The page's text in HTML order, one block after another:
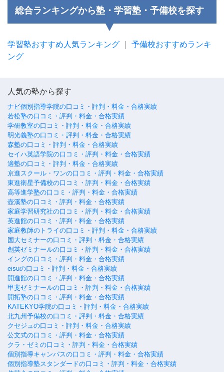
総合ランキングから塾・学習塾・予備校を探す
学習塾おすすめ人気ランキング
予備校おすすめランキ
ング
人気の塾から探す
ナビ個別指導学院の口コミ・評判・料金・合格実績
若松塾の口コミ・評判・料金・合格実績
学研教室の口コミ・評判・料金・合格実績
明光義塾の口コミ・評判・料金・合格実績
森塾の口コミ・評判・料金・合格実績
セイハ英語学院の口コミ・評判・料金・合格実績
適塾の口コミ・評判・料金・合格実績
京進スクール・ワンの口コミ・評判・料金・合格実績
東進衛星予備校の口コミ・評判・料金・合格実績
高等進学塾の口コミ・評判・料金・合格実績
壺溪塾の口コミ・評判・料金・合格実績
家庭学習研究社の口コミ・評判・料金・合格実績
英進館の口コミ・評判・料金・合格実績
家庭教師のトライの口コミ・評判・料金・合格実績
国大セミナーの口コミ・評判・料金・合格実績
創英ゼミナールの口コミ・評判・料金・合格実績
イングの口コミ・評判・料金・合格実績
eisuの口コミ・評判・料金・合格実績
開進館の口コミ・評判・料金・合格実績
甲斐ゼミナールの口コミ・評判・料金・合格実績
開拓塾の口コミ・評判・料金・合格実績
KATEKYO学院の口コミ・評判・料金・合格実績
北九州予備校の口コミ・評判・料金・合格実績
クセジュの口コミ・評判・料金・合格実績
公文式の口コミ・評判・料金・合格実績
クラ・ゼミの口コミ・評判・料金・合格実績
個別指導キャンパスの口コミ・評判・料金・合格実績
個別指導塾スタンダードの口コミ・評判・料金・合格実績